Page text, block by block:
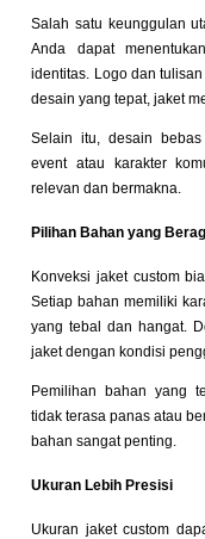
Salah satu keunggulan
Anda dapat
identitas. Logo dan
desain yang tepat, jaket
Selain itu, desain
event atau karakter
relevan dan bermakna.
Pilihan Bahan yang
Konveksi jaket custom
Setiap bahan memiliki
yang tebal dan hangat.
jaket dengan kondisi
Pemilihan bahan yang
tidak terasa panas atau
bahan sangat penting.
Ukuran Lebih Presisi
Ukuran jaket custom